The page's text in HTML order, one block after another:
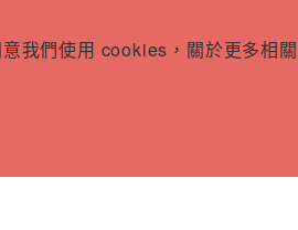
我們使用 cookies，關於更多相